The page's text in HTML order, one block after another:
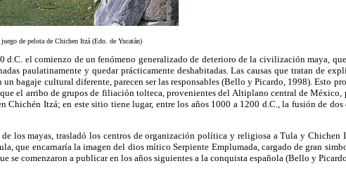
juego de pelota de Chichen Itzá (Edo. de Yucatán)
el comienzo de un fenómeno generalizado de deterioro de la civilización maya,
paulatinamente y quedar prácticamente deshabitadas. Las causas que tratan de
bagaje cultural diferente, parecen ser las responsables (Bello y Picardo, 1998). Esto
el arribo de grupos de filiación tolteca, provenientes del Altiplano central de México,
Itzá; en este sitio tiene lugar, entre los años 1000 a 1200 d.C., la fusión de
los mayas, trasladó los centros de organización política y religiosa a Tula y Chichen
que encarnaría la imagen del dios mítico Serpiente Emplumada, cargado de gran
se comenzaron a publicar en los años siguientes a la conquista española (Bello y